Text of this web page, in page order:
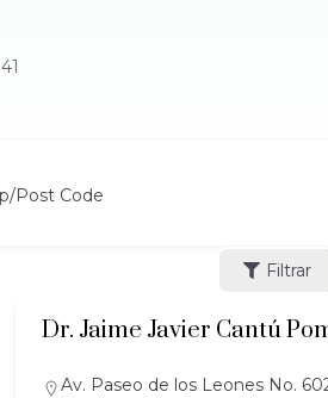
Post Code
Filtrar
Dr. Jaime Javier Cantú
Av. Paseo de los Leones No.